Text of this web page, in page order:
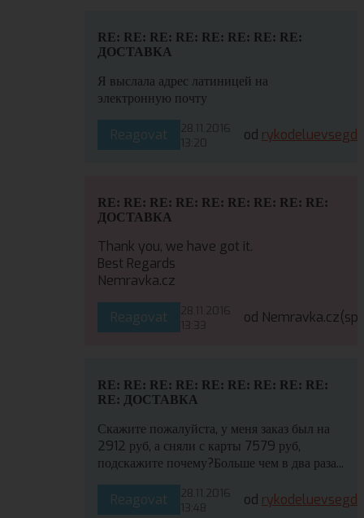
RE: RE: RE: RE: RE: RE: RE: RE:
ДОСТАВКА
Я выслала адрес латиницей на
электронную почту
Reagovat
28.11.2016
13:20
od rykodeluevsegda
RE: RE: RE: RE: RE: RE: RE: RE: RE:
ДОСТАВКА
Thank you, we have got it.
Best Regards
Nemravka.cz
Reagovat
28.11.2016
13:33
od Nemravka.cz
RE: RE: RE: RE: RE: RE: RE: RE: RE:
RE: ДОСТАВКА
Скажите пожалуйста, у меня заказ был на
2912 руб, а сняли с карты 7579 руб,
подскажите почему?Больше чем в два раза...
Reagovat
28.11.2016
13:48
od rykodeluevsegda